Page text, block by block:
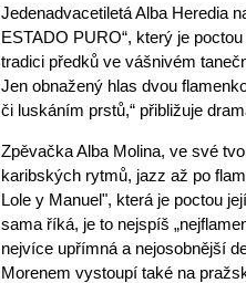
Jedenadvacetiletá Alba Heredia
ESTADO PURO“, který je
tradici předků ve vášnivém
Jen obnažený hlas dvou
či luskáním prstů,“ přibližuje
Zpěvačka Alba Molina, ve své
karibských rytmů, jazz až po
Lole y Manuel", která je poctou
sama říká, je to nejspíš
nejvíce upřímná a nejosobnější
Morenem vystoupí také na